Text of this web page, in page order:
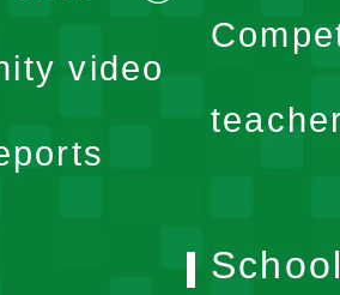
menu
expand
video